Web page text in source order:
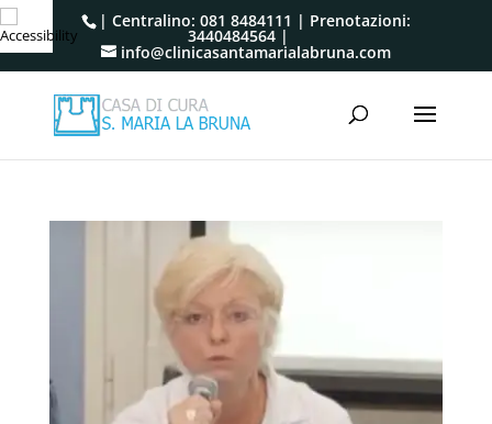
| Centralino: 081 8484111 | Prenotazioni:
3440484564 |
info@clinicasantamarialabruna.com